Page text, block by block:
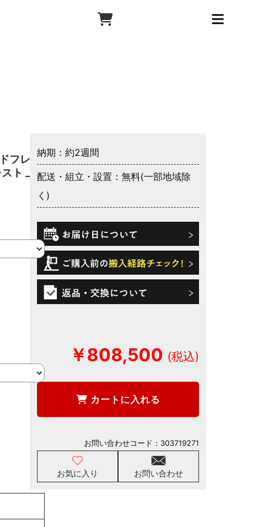
フレー
ト 上
納期：約2週間
配送・組立・設置：無料(一部地域除
く)
￥808,500
カートに入れる
お気に入り お問い合わせ
お問い合わせコード： 303719271